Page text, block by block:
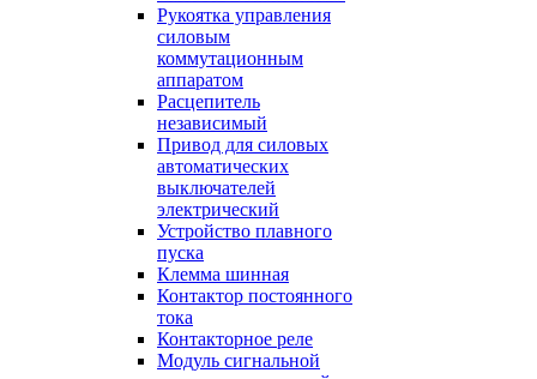
Рукоятка управления
силовым
коммутационным
аппаратом
Расцепитель
независимый
Привод для силовых
автоматических
выключателей
электрический
Устройство плавного
пуска
Клемма шинная
Контактор постоянного
тока
Контакторное реле
Модуль сигнальной